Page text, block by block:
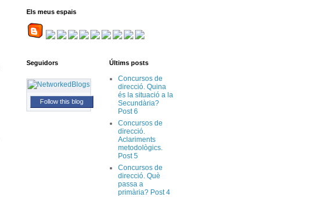
Els meus espais
Seguidors
Follow this blog
Últims posts
Concursos de
direcció. Quina
és la situació a la
Secundària?
Post 6
Concursos de
direcció.
Aclariments
metodològics.
Post 5
Concursos de
direcció. Què
passa a
primària? Post 4